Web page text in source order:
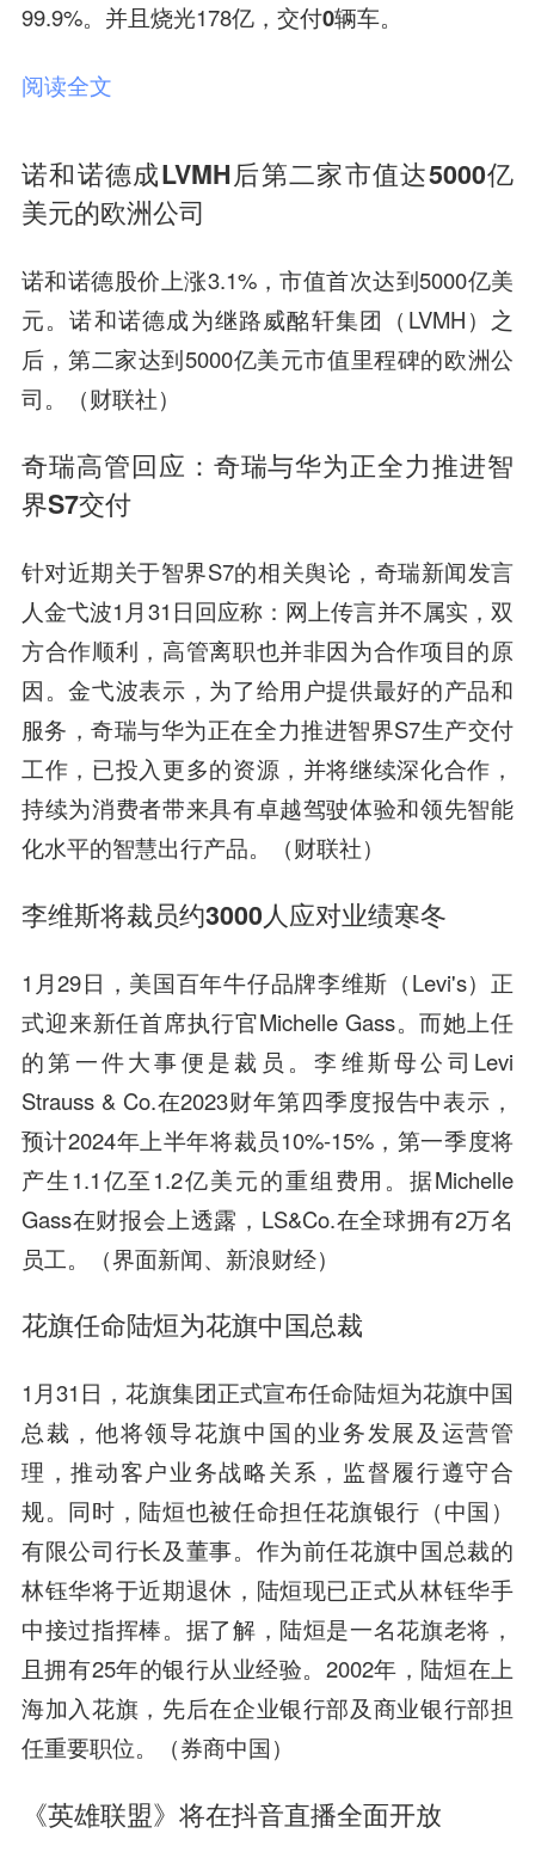
99.9%。并且烧光178亿，交付0辆车。
阅读全文
诺和诺德成LVMH后第二家市值达5000亿
美元的欧洲公司
诺和诺德股价上涨3.1%，市值首次达到5000亿美
元。诺和诺德成为继路威酩轩集团（LVMH）之
后，第二家达到5000亿美元市值里程碑的欧洲公
司。（财联社）
奇瑞高管回应：奇瑞与华为正全力推进智
界S7交付
针对近期关于智界S7的相关舆论，奇瑞新闻发言
人金弋波1月31日回应称：网上传言并不属实，双
方合作顺利，高管离职也并非因为合作项目的原
因。金弋波表示，为了给用户提供最好的产品和
服务，奇瑞与华为正在全力推进智界S7生产交付
工作，已投入更多的资源，并将继续深化合作，
持续为消费者带来具有卓越驾驶体验和领先智能
化水平的智慧出行产品。（财联社）
李维斯将裁员约3000人应对业绩寒冬
1月29日，美国百年牛仔品牌李维斯（Levi's）正
式迎来新任首席执行官Michelle Gass。而她上任
的第一件大事便是裁员。李维斯母公司Levi
Strauss & Co.在2023财年第四季度报告中表示，
预计2024年上半年将裁员10%-15%，第一季度将
产生1.1亿至1.2亿美元的重组费用。据Michelle
Gass在财报会上透露，LS&Co.在全球拥有2万名
员工。（界面新闻、新浪财经）
花旗任命陆烜为花旗中国总裁
1月31日，花旗集团正式宣布任命陆烜为花旗中国
总裁，他将领导花旗中国的业务发展及运营管
理，推动客户业务战略关系，监督履行遵守合
规。同时，陆烜也被任命担任花旗银行（中国）
有限公司行长及董事。作为前任花旗中国总裁的
林钰华将于近期退休，陆烜现已正式从林钰华手
中接过指挥棒。据了解，陆烜是一名花旗老将，
且拥有25年的银行从业经验。2002年，陆烜在上
海加入花旗，先后在企业银行部及商业银行部担
任重要职位。（券商中国）
《英雄联盟》将在抖音直播全面开放